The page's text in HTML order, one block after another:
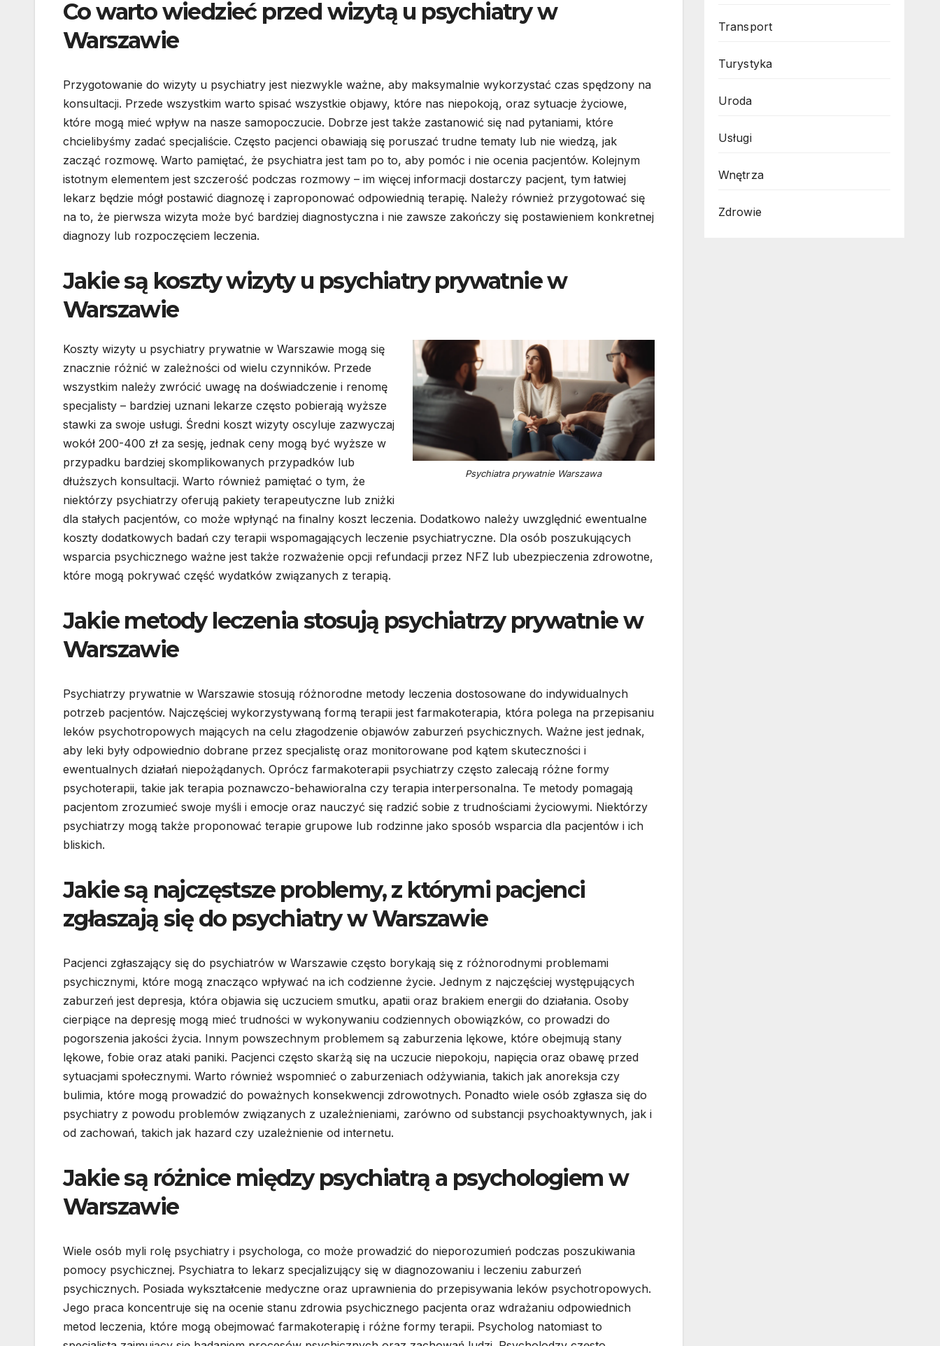
Co warto wiedzieć przed wizytą u psychiatry w
Warszawie
Przygotowanie do wizyty u psychiatry jest niezwykle ważne, aby maksymalnie wykorzystać czas spędzony na
konsultacji. Przede wszystkim warto spisać wszystkie objawy, które nas niepokoją, oraz sytuacje życiowe,
które mogą mieć wpływ na nasze samopoczucie. Dobrze jest także zastanowić się nad pytaniami, które
chcielibyśmy zadać specjaliście. Często pacjenci obawiają się poruszać trudne tematy lub nie wiedzą, jak
zacząć rozmowę. Warto pamiętać, że psychiatra jest tam po to, aby pomóc i nie ocenia pacjentów. Kolejnym
istotnym elementem jest szczerość podczas rozmowy – im więcej informacji dostarczy pacjent, tym łatwiej
lekarz będzie mógł postawić diagnozę i zaproponować odpowiednią terapię. Należy również przygotować się
na to, że pierwsza wizyta może być bardziej diagnostyczna i nie zawsze zakończy się postawieniem konkretnej
diagnozy lub rozpoczęciem leczenia.
Jakie są koszty wizyty u psychiatry prywatnie w
Warszawie
Psychiatra prywatnie Warszawa
Koszty wizyty u psychiatry prywatnie w Warszawie mogą się
znacznie różnić w zależności od wielu czynników. Przede
wszystkim należy zwrócić uwagę na doświadczenie i renomę
specjalisty – bardziej uznani lekarze często pobierają wyższe
stawki za swoje usługi. Średni koszt wizyty oscyluje zazwyczaj
wokół 200-400 zł za sesję, jednak ceny mogą być wyższe w
przypadku bardziej skomplikowanych przypadków lub
dłuższych konsultacji. Warto również pamiętać o tym, że
niektórzy psychiatrzy oferują pakiety terapeutyczne lub zniżki
dla stałych pacjentów, co może wpłynąć na finalny koszt leczenia. Dodatkowo należy uwzględnić ewentualne
koszty dodatkowych badań czy terapii wspomagających leczenie psychiatryczne. Dla osób poszukujących
wsparcia psychicznego ważne jest także rozważenie opcji refundacji przez NFZ lub ubezpieczenia zdrowotne,
które mogą pokrywać część wydatków związanych z terapią.
Jakie metody leczenia stosują psychiatrzy prywatnie w
Warszawie
Psychiatrzy prywatnie w Warszawie stosują różnorodne metody leczenia dostosowane do indywidualnych
potrzeb pacjentów. Najczęściej wykorzystywaną formą terapii jest farmakoterapia, która polega na przepisaniu
leków psychotropowych mających na celu złagodzenie objawów zaburzeń psychicznych. Ważne jest jednak,
aby leki były odpowiednio dobrane przez specjalistę oraz monitorowane pod kątem skuteczności i
ewentualnych działań niepożądanych. Oprócz farmakoterapii psychiatrzy często zalecają różne formy
psychoterapii, takie jak terapia poznawczo-behawioralna czy terapia interpersonalna. Te metody pomagają
pacjentom zrozumieć swoje myśli i emocje oraz nauczyć się radzić sobie z trudnościami życiowymi. Niektórzy
psychiatrzy mogą także proponować terapie grupowe lub rodzinne jako sposób wsparcia dla pacjentów i ich
bliskich.
Jakie są najczęstsze problemy, z którymi pacjenci
zgłaszają się do psychiatry w Warszawie
Pacjenci zgłaszający się do psychiatrów w Warszawie często borykają się z różnorodnymi problemami
psychicznymi, które mogą znacząco wpływać na ich codzienne życie. Jednym z najczęściej występujących
zaburzeń jest depresja, która objawia się uczuciem smutku, apatii oraz brakiem energii do działania. Osoby
cierpiące na depresję mogą mieć trudności w wykonywaniu codziennych obowiązków, co prowadzi do
pogorszenia jakości życia. Innym powszechnym problemem są zaburzenia lękowe, które obejmują stany
lękowe, fobie oraz ataki paniki. Pacjenci często skarżą się na uczucie niepokoju, napięcia oraz obawę przed
sytuacjami społecznymi. Warto również wspomnieć o zaburzeniach odżywiania, takich jak anoreksja czy
bulimia, które mogą prowadzić do poważnych konsekwencji zdrowotnych. Ponadto wiele osób zgłasza się do
psychiatry z powodu problemów związanych z uzależnieniami, zarówno od substancji psychoaktywnych, jak i
od zachowań, takich jak hazard czy uzależnienie od internetu.
Jakie są różnice między psychiatrą a psychologiem w
Warszawie
Wiele osób myli rolę psychiatry i psychologa, co może prowadzić do nieporozumień podczas poszukiwania
pomocy psychicznej. Psychiatra to lekarz specjalizujący się w diagnozowaniu i leczeniu zaburzeń
psychicznych. Posiada wykształcenie medyczne oraz uprawnienia do przepisywania leków psychotropowych.
Jego praca koncentruje się na ocenie stanu zdrowia psychicznego pacjenta oraz wdrażaniu odpowiednich
metod leczenia, które mogą obejmować farmakoterapię i różne formy terapii. Psycholog natomiast to
Transport
Turystyka
Uroda
Usługi
Wnętrza
Zdrowie